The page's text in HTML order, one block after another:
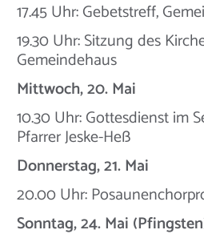
17.45 Uhr: Gebetstreff,
19.30 Uhr: Sitzung des
Gemeindehaus
Mittwoch, 20. Mai
10.30 Uhr: Gottesdienst im
Pfarrer Jeske-Heß
Donnerstag, 21. Mai
20.00 Uhr:
Sonntag, 24. Mai